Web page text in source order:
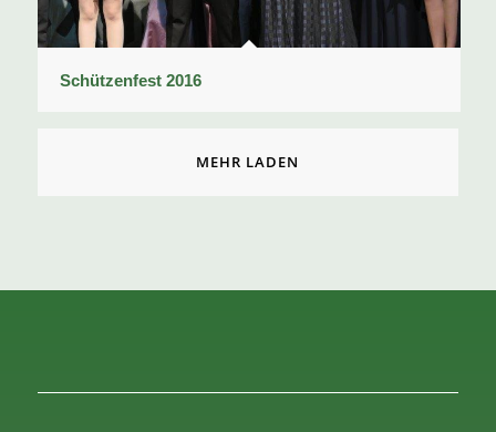
Schützenfest 2016
MEHR LADEN